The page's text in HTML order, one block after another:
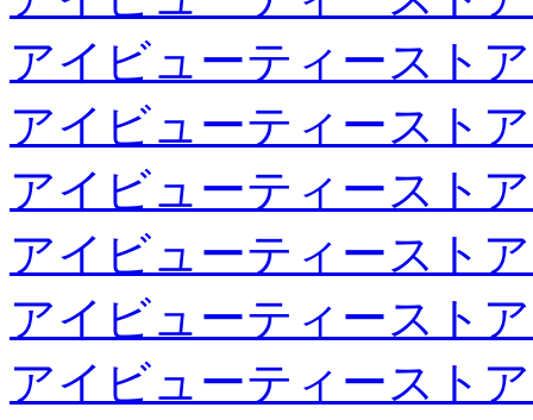
アイビューティースト
アイビューティースト
アイビューティースト
アイビューティースト
アイビューティースト
アイビューティースト